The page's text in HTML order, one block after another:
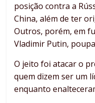
posição contra a
China, além de ter
Outros, porém, em
Vladimir Putin,
O jeito foi atacar o
quem dizem ser um
enquanto